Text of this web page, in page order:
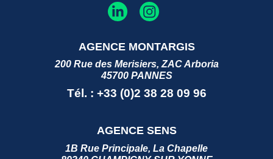
AGENCE MONTARGIS
200 Rue des Merisiers, ZAC Arboria
45700 PANNES
Tél. : +33 (0)2 38 28 09 96
AGENCE SENS
1B Rue Principale, La Chapelle